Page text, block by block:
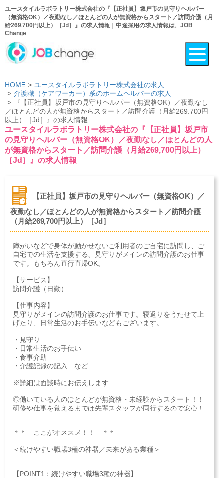
ユースタイルラボラトリー株式会社の『【正社員】坂戸市の見守りヘルパー
（無資格OK）／夜勤なし／ほとんどの人が無資格からスタート／訪問介護（月
給269,700円以上）［Jd］』の求人情報｜中途採用の求人情報は、JOB
Change
HOME
ユースタイルラボラトリー株式会社の求人
介護職（ケアワーカー）系のホームヘルパーの求人
『【正社員】坂戸市の見守りヘルパー（無資格OK）／夜勤なし
／ほとんどの人が無資格からスタート／訪問介護（月給269,700円
以上）［Jd］』の求人情報
ユースタイルラボラトリー株式会社の『【正社員】坂戸市
の見守りヘルパー（無資格OK）／夜勤なし／ほとんどの人
が無資格からスタート／訪問介護（月給269,700円以上）
［Jd］』の求人情報
【正社員】坂戸市の見守りヘルパー（無資格OK）／
夜勤なし／ほとんどの人が無資格からスタート／訪問介護
（月給269,700円以上）［Jd］
障がいなどで身体が動かせないご利用者のご自宅に訪問し、ご
自宅での生活を支援する、見守りがメインの訪問介護のお仕事
です。もちろん直行直帰OK。
【サービス】
訪問介護（日勤）
【仕事内容】
見守りがメインの訪問介護のお仕事です。寝返りをうたせて上
げたり、日常生活のお手伝いなどもございます。
・見守り
・日常生活のお手伝い
・食事介助
・介護記録の記入 など
※詳細は面談時にお伝えします
◎働いている人のほとんどが無資格・未経験からスタート！！
研修や仕事を覚えるまでは先輩スタッフが同行するので安心！
＊＊ ここがオススメ！！ ＊＊
＜続けやすい職場3種の神器／未来がある業種＞
【POINT1：続けやすい職場3種の神器】